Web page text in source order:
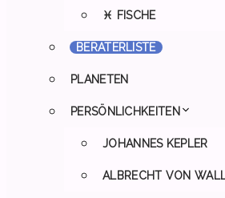
♓ FISCHE
BERATERLISTE
PLANETEN
PERSÖNLICHKEITEN
JOHANNES KEPLER
ALBRECHT VON